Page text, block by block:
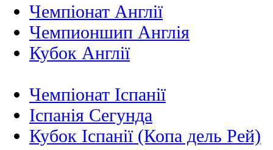
Чемпіонат Англії
Чемпионшип Англія
Кубок Англії
Чемпіонат Іспанії
Іспанія Сегунда
Кубок Іспанії (Копа дель Рей)